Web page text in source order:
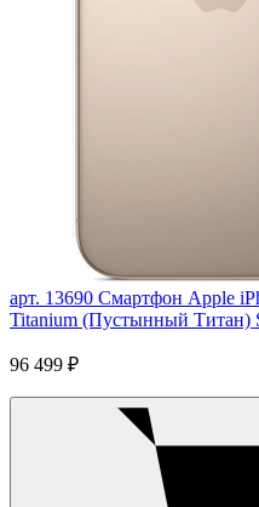
арт. 13690 Смартфон Apple
Titanium (Пустынный Титан)
96 499 ₽